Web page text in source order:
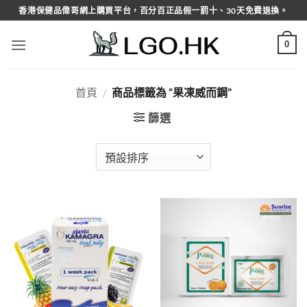
Skip
to
content
香港保健品偉哥網上購買平台，百分百正品假一罰十、30天免費退換。
0
首頁 / 商品標籤為 “果凍威而鋼”
篩選